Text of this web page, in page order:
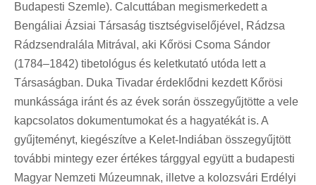
Budapesti Szemle). Calcuttában megismerkedett a
Bengáliai Ázsiai Társaság tisztségviselőjével, Rádzsa
Rádzsendralála Mitrával, aki Kőrösi Csoma Sándor
(1784–1842) tibetológus és keletkutató utóda lett a
Társaságban. Duka Tivadar érdeklődni kezdett Kőrösi
munkássága iránt és az évek során összegyűjtötte a vele
kapcsolatos dokumentumokat és a hagyatékát is. A
gyűjteményt, kiegészítve a Kelet-Indiában összegyűjtött
további mintegy ezer értékes tárggyal együtt a budapesti
Magyar Nemzeti Múzeumnak, illetve a kolozsvári Erdélyi